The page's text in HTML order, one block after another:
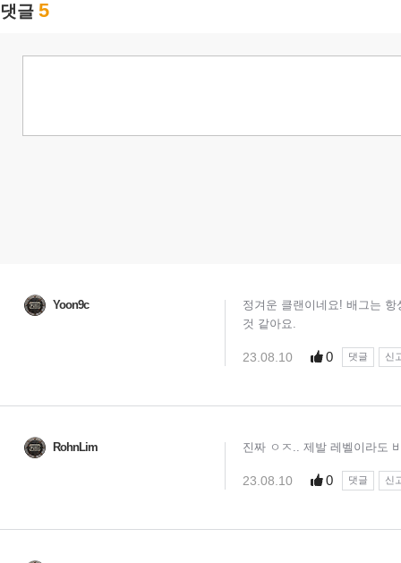
댓글 5
Yoon9c
정겨운 클랜이네요! 배그는
것 같아요.
23.08.10 0 댓글 신
RohnLim 진짜 ㅇㅈ.. 제발 레벨이라도
23.08.10 0 댓글 신